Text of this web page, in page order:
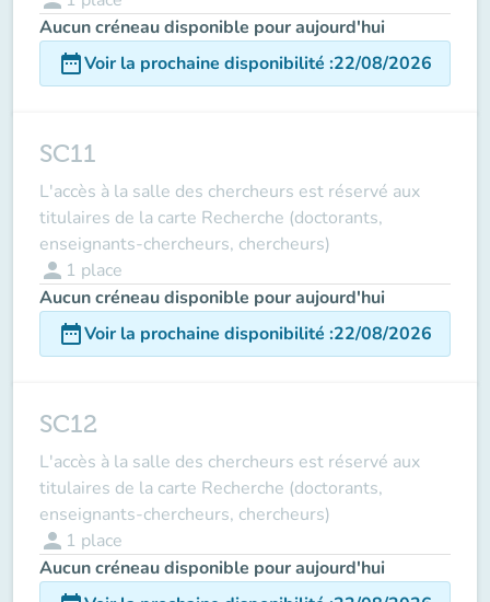
Aucun créneau disponible pour aujourd'hui
date_rangeVoir la prochaine disponibilité :22/08/2026
SC11
L'accès à la salle des chercheurs est réservé aux
titulaires de la carte Recherche (doctorants,
enseignants-chercheurs, chercheurs)
person 1 place
Aucun créneau disponible pour aujourd'hui
date_rangeVoir la prochaine disponibilité :22/08/2026
SC12
L'accès à la salle des chercheurs est réservé aux
titulaires de la carte Recherche (doctorants,
enseignants-chercheurs, chercheurs)
person 1 place
Aucun créneau disponible pour aujourd'hui